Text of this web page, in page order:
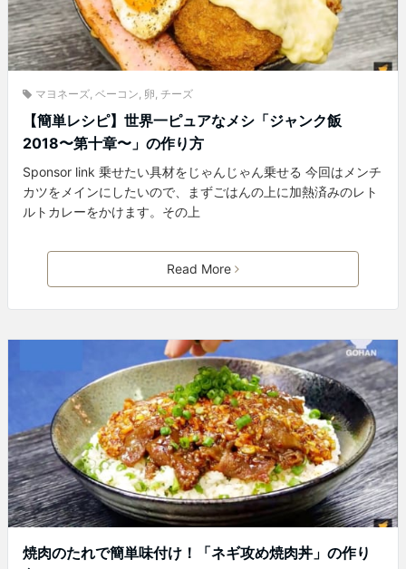
マヨネーズ ベーコン 卵 チーズ
【簡単レシピ】世界一ピュアなメシ「ジャンク飯
2018〜第十章〜」の作り方
Sponsor link 乗せたい具材をじゃんじゃん乗せる 今回はメンチ
カツをメインにしたいので、まずごはんの上に加熱済みのレト
ルトカレーをかけます。その上
Read More
焼肉のたれで簡単味付け！「ネギ攻め焼肉丼」の作り